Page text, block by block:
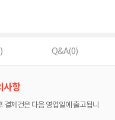
) Q&A(0)
사항
결제건은 다음 영업일에 출고됩니